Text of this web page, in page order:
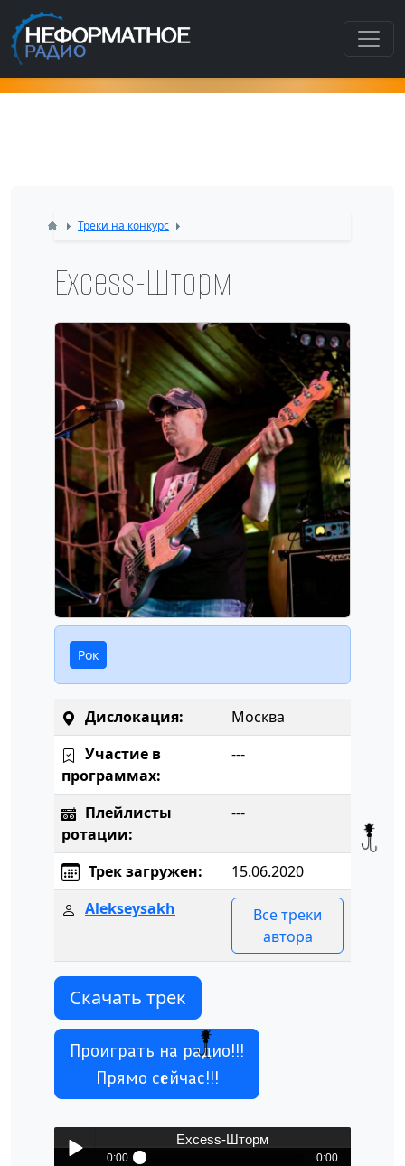
Как попасть в этот раздел???
Треки на конкурс
Excess-Шторм
Рок
Дислокация:
Москва
Участие в
программах:
---
Плейлисты
ротации:
---
Трек загружен:
15.06.2020
Alekseysakh
Все треки
автора
Скачать трек
Проиграть на радио!!!
Прямо сейчас!!!
Excess-Шторм
0:00 0:00